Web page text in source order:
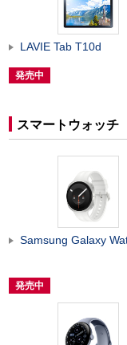
LAVIE Tab T10d
発売中
スマートウォッチ
Samsung Galaxy
発売中